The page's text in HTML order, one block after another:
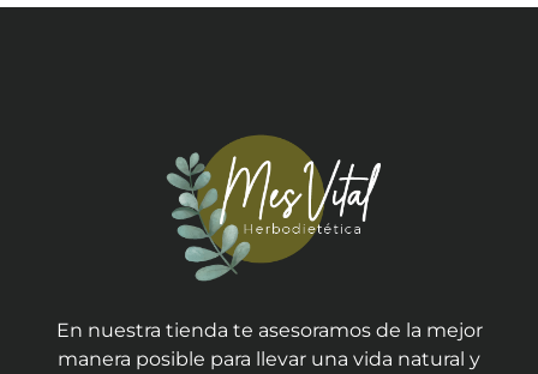
En nuestra tienda te asesoramos de la mejor
manera posible para llevar una vida natural y